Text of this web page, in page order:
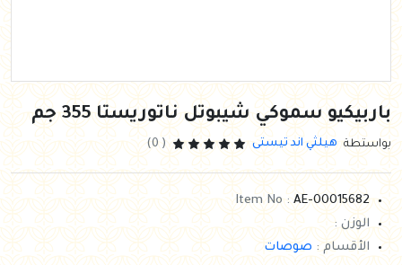
باربيكيو سموكي شيبوتل ناتوريستا 355 جم
بواستطة هيلثي اند تيستى ( 0)
Item No :AE-00015682
الوزن :
الأقسام : صوصات